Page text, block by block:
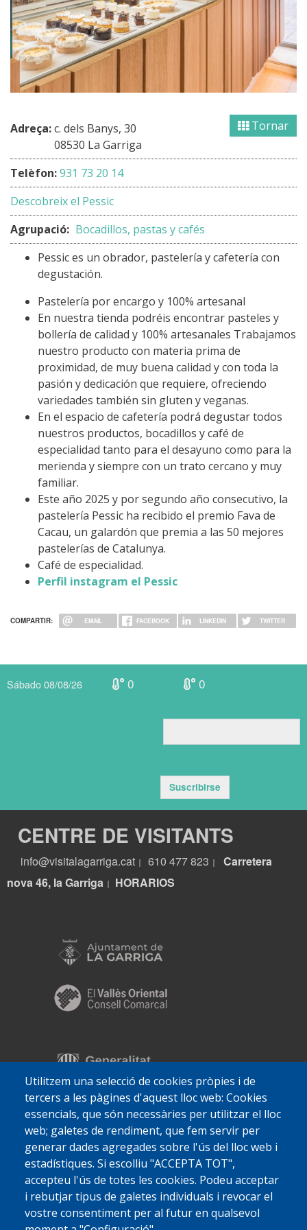
Tornar
Adreça:c. dels Banys, 30
08530 La Garriga
Telèfon:931 73 20 14
Descobreix el Pessic
Agrupació: Bocadillos, pastas y cafés
Pessic es un obrador, pastelería y cafetería con
degustación.
Pastelería por encargo y 100% artesanal
En nuestra tienda podréis encontrar pasteles y
bollería de calidad y 100% artesanales Trabajamos
nuestro producto con materia prima de
proximidad, de muy buena calidad y con toda la
pasión y dedicación que requiere, ofreciendo
variedades también sin gluten y veganas.
En el espacio de cafetería podrá degustar todos
nuestros productos, bocadillos y café de
especialidad tanto para el desayuno como para la
merienda y siempre con un trato cercano y muy
familiar.
Este año 2025 y por segundo año consecutivo, la
pastelería Pessic ha recibido el premio Fava de
Cacau, un galardón que premia a las 50 mejores
pastelerías de Catalunya.
Café de especialidad.
Perfil instagram el Pessic
COMPARTIR: EMAIL FACEBOOK LINKEDIN TWITTER
Utilitzem una selecció de cookies pròpies i de
tercers a les pàgines d'aquest lloc web: Cookies
essencials, que són necessàries per utilitzar el lloc
web; galetes de rendiment, que fem servir per
generar dades agregades sobre l'ús del lloc web i
estadístiques. Si escolliu "ACCEPTA TOT",
accepteu l'ús de totes les cookies. Podeu acceptar
i rebutjar tipus de galetes individuals i revocar el
vostre consentiment per al futur en qualsevol
Sábado 08/08/26 0 0
Suscribirse
CENTRE DE VISITANTS
info@visitalagarriga.cat 610 477 823
Carretera
nova 46, la Garriga
HORARIOS